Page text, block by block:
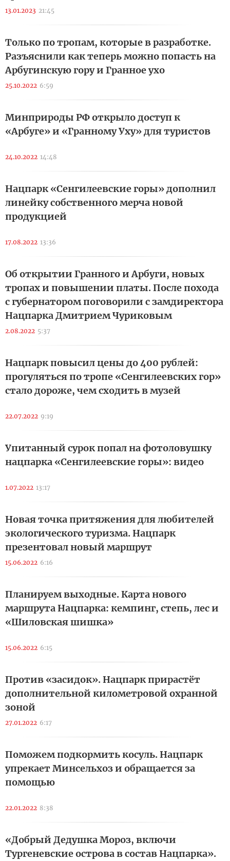
13.01.2023 21:45
Только по тропам, которые в разработке.
Разъяснили как теперь можно попасть на
Арбугинскую гору и Гранное ухо
25.10.2022 6:59
Минприроды РФ открыло доступ к
«Арбуге» и «Гранному Уху» для туристов
24.10.2022 14:48
Нацпарк «Сенгилеевские горы» дополнил
линейку собственного мерча новой
продукцией
17.08.2022 13:36
Об открытии Гранного и Арбуги, новых
тропах и повышении платы. После похода
с губернатором поговорили с замдиректора
Нацпарка Дмитрием Чуриковым
2.08.2022 5:37
Нацпарк повысил цены до 400 рублей:
прогуляться по тропе «Сенгилеевских гор»
стало дороже, чем сходить в музей
22.07.2022 9:19
Упитанный сурок попал на фотоловушку
нацпарка «Сенгилеевские горы»: видео
1.07.2022 13:17
Новая точка притяжения для любителей
экологического туризма. Нацпарк
презентовал новый маршрут
15.06.2022 6:16
Планируем выходные. Карта нового
маршрута Нацпарка: кемпинг, степь, лес и
«Шиловская шишка»
15.06.2022 6:15
Против «засидок». Нацпарк прирастёт
дополнительной километровой охранной
зоной
27.01.2022 6:17
Поможем подкормить косуль. Нацпарк
упрекает Минсельхоз и обращается за
помощью
22.01.2022 8:38
«Добрый Дедушка Мороз, включи
Тургеневские острова в состав Нацпарка».